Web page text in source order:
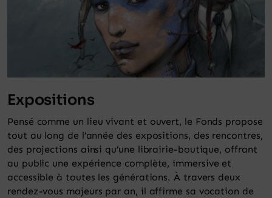
Expositions
Pensé comme un lieu vivant et ouvert, le Fonds propose
tout au long de l’année des expositions, des rencontres,
des projections ainsi qu’une librairie-boutique, offrant
au public une expérience complète, immersive et
accessible à toutes les générations. À travers deux
rendez-vous majeurs par an, il affirme sa vocation de